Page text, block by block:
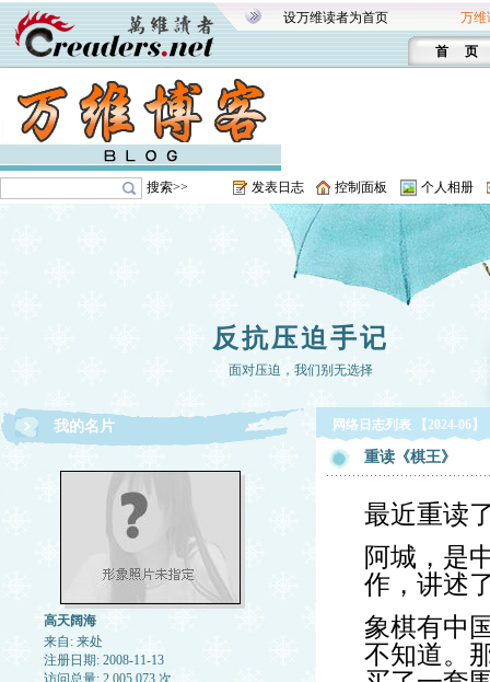
设万维读者为首页 万维
首 页
搜索>> 发表日志 控制面板 个人相册
反抗压迫手记
面对压迫，我们别无选择
我的名片
高天阔海
来自: 来处
注册日期: 2008-11-13
访问总量: 2,005,073 次
网络日志列表 【2024-06】
重读《棋王》
最近重读
阿城，是
作，讲述
象棋有中
不知道。